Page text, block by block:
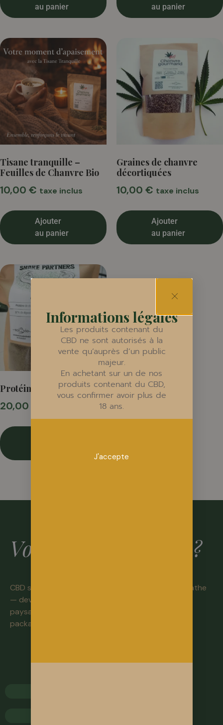
au panier
au panier
Tisane tranquille –
Feuilles de Chanvre Bio
10,00 € taxe inclus
Ajouter
au panier
Graines de chanvre
décortiquées
10,00 € taxe inclus
Ajouter
au panier
Protéine de chanvre
20,00
Vous êtes revendeur ?
CBD shop, bureau de tabac, épicerie bio, naturopathe
— devenez garant d’un CBD
paysan français. Tarifs préférentiels, échantillons,
packaging personnalisé.
Informations légales
Les produits contenant du
CBD ne sont autorisés à la
vente qu’auprès d’un public
majeur.
En achetant sur un de nos
produits contenant du CBD,
vous confirmer avoir plus de
18 ans.
J'accepte